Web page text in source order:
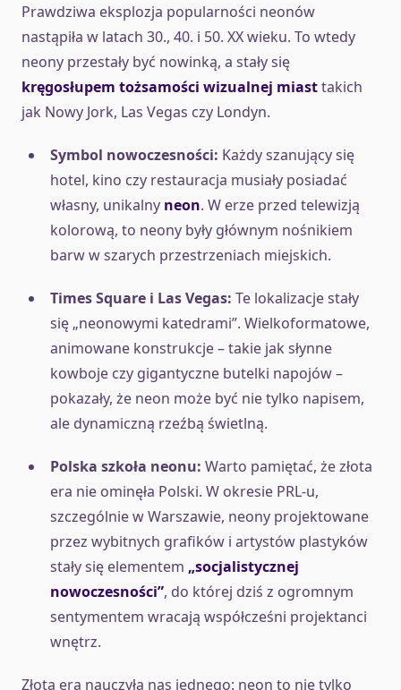
Prawdziwa eksplozja popularności neonów
nastąpiła w latach 30., 40. i 50. XX wieku. To wtedy
neony przestały być nowinką, a stały się
kręgosłupem tożsamości wizualnej miasttakich
jak Nowy Jork, Las Vegas czy Londyn.
Symbol nowoczesności: Każdy szanujący się
hotel, kino czy restauracja musiały posiadać
własny, unikalny neon. W erze przed telewizją
kolorową, to neony były głównym nośnikiem
barw w szarych przestrzeniach miejskich.
Times Square i Las Vegas: Te lokalizacje stały
się „neonowymi katedrami”. Wielkoformatowe,
animowane konstrukcje – takie jak słynne
kowboje czy gigantyczne butelki napojów –
pokazały, że neon może być nie tylko napisem,
ale dynamiczną rzeźbą świetlną.
Polska szkoła neonu: Warto pamiętać, że złota
era nie ominęła Polski. W okresie PRL-u,
szczególnie w Warszawie, neony projektowane
przez wybitnych grafików i artystów plastyków
stały się elementem „socjalistycznej
nowoczesności”, do której dziś z ogromnym
sentymentem wracają współcześni projektanci
wnętrz.
Złota era nauczyła nas jednego: neon to nie tylko